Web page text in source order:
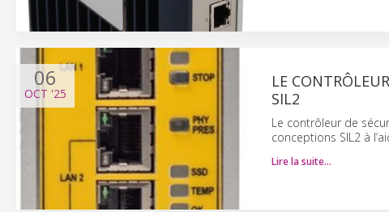
06
OCT '25
LE
SIL2
Le contrôleur de
conceptions SIL2 à
Lire la suite…